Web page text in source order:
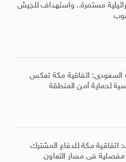
مستمرة.. واستهداف للجيش
السعودى: اتفاقية مكة تعكس
لحماية أمن المنطقة
اتفاقية مكة للدفاع المشترك
فى مسار التعاون